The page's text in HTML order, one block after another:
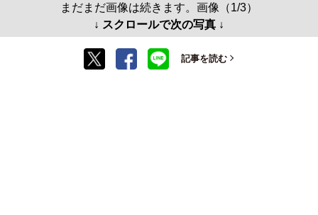
まだまだ画像は続きます。画像（1/3）
↓ スクロールで次の写真 ↓
記事を読む